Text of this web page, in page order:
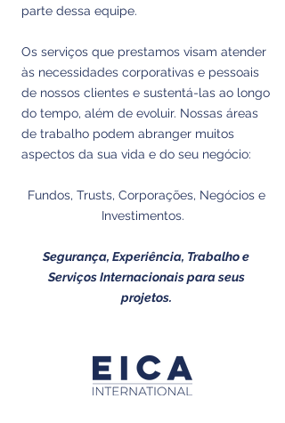
parte dessa equipe.
Os serviços que prestamos visam atender
às necessidades corporativas e pessoais
de nossos clientes e sustentá-las ao longo
do tempo, além de evoluir. Nossas áreas
de trabalho podem abranger muitos
aspectos da sua vida e do seu negócio:
Fundos, Trusts, Corporações, Negócios e
Investimentos.
Segurança, Experiência, Trabalho e
Serviços Internacionais para seus
projetos.